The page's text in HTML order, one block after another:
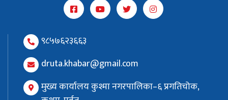
९८५७६२३६६३
druta.khabar@gmail.com
मुख्य कार्यालय कुश्मा नगरपालिका–६ प्रगतिचोक,